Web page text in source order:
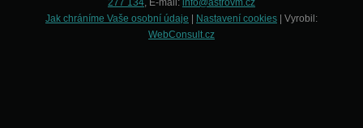
277 134, E-mail: info@astrovm.cz
Jak chráníme Vaše osobní údaje
Nastavení cookies | Vyrobil:
WebConsult.cz